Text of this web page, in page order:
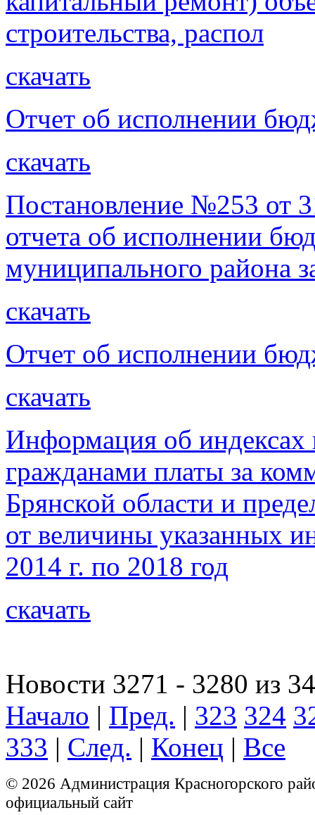
строительства, распол
скачать
Отчет об исполнении
скачать
Постановление №253 от
отчета об исполнении
муниципального района
скачать
Отчет об исполнении
скачать
Информация об индексах
гражданами платы за
Брянской области и
от величины указанных
2014 г. по 2018 год
скачать
Новости 3271 - 3280 из
Начало | Пред. | 323 324
333 | След. | Конец | Все
© 2026 Администрация Красногорского
официальный сайт